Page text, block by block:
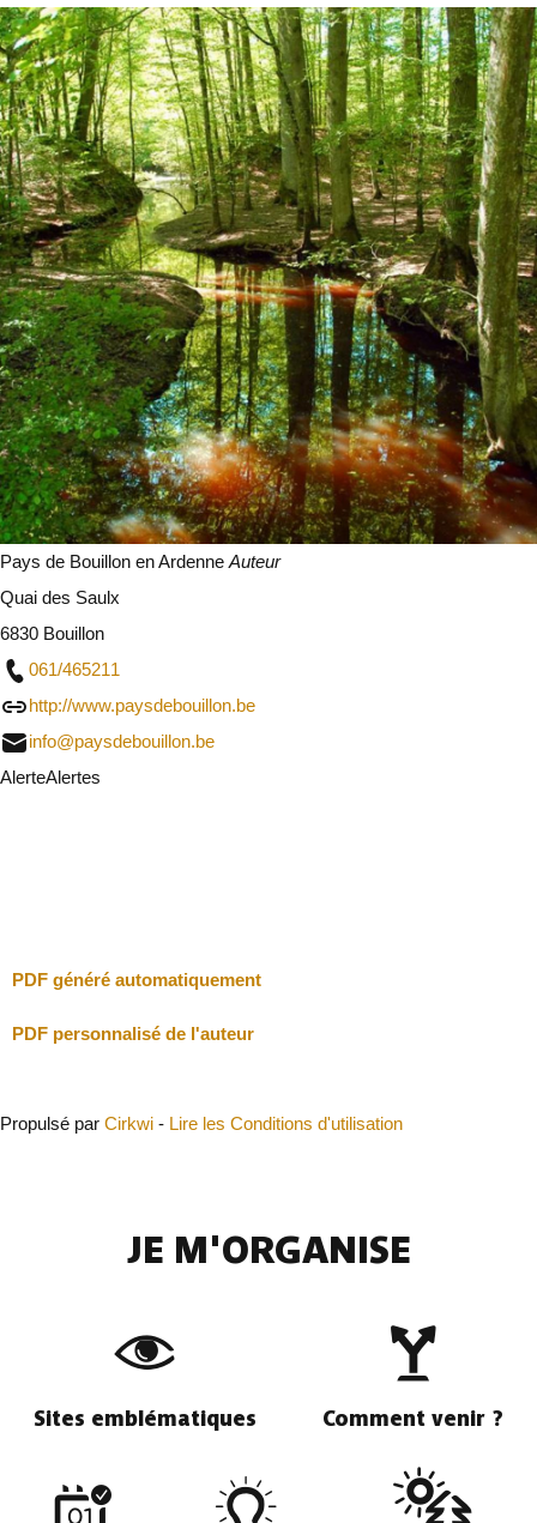
Pays de Bouillon en Ardenne Auteur
Quai des Saulx
6830 Bouillon
061/465211
http://www.paysdebouillon.be
info@paysdebouillon.be
AlerteAlertes
PDF généré automatiquement
PDF personnalisé de l'auteur
Propulsé par Cirkwi - Lire les Conditions d'utilisation
JE M'ORGANISE
Sites emblématiques Comment venir ?